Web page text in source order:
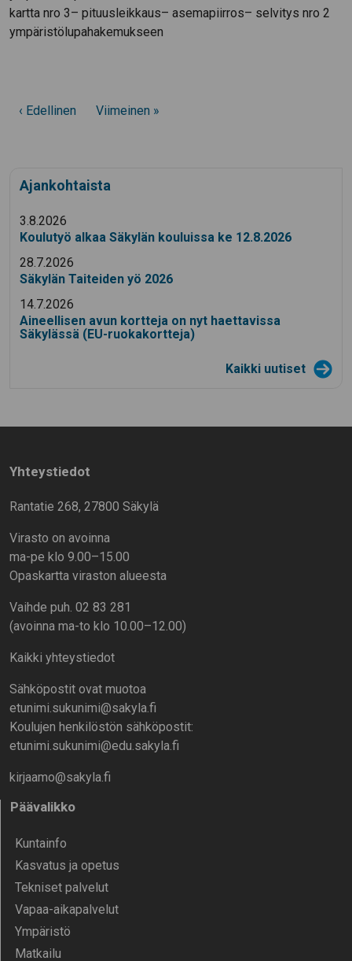
kartta nro 3– pituusleikkaus– asemapiirros– selvitys nro 2
ympäristölupahakemukseen
‹ Edellinen Viimeinen »
Ajankohtaista
3.8.2026
Koulutyö alkaa Säkylän kouluissa ke 12.8.2026
28.7.2026
Säkylän Taiteiden yö 2026
14.7.2026
Aineellisen avun kortteja on nyt haettavissa
Säkylässä (EU-ruokakortteja)
Kaikki uutiset
Yhteystiedot
Rantatie 268, 27800 Säkylä
Virasto on avoinna
ma-pe klo 9.00–15.00
Opaskartta viraston alueesta
Vaihde puh. 02 83 281
(avoinna ma-to klo 10.00–12.00)
Kaikki yhteystiedot
Sähköpostit ovat muotoa
etunimi.sukunimi@sakyla.fi
Koulujen henkilöstön sähköpostit:
etunimi.sukunimi@edu.sakyla.fi
kirjaamo@sakyla.fi
Päävalikko
Kunta­info
Kasvatus ja opetus
Tekniset palvelut
Vapaa-aika­palvelut
Ympä­ristö
Mat­kailu